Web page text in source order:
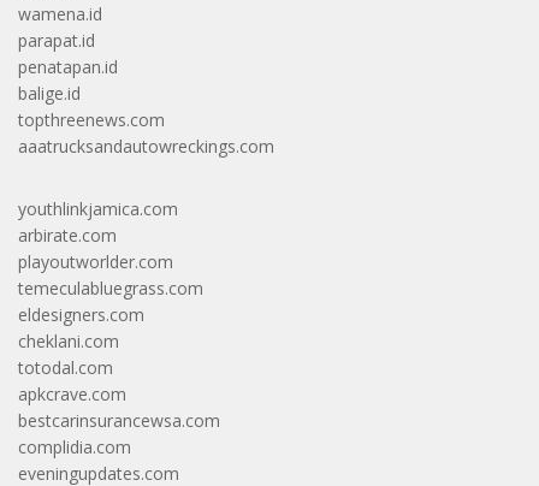
wamena.id
parapat.id
penatapan.id
balige.id
topthreenews.com
aaatrucksandautowreckings.com
youthlinkjamica.com
arbirate.com
playoutworlder.com
temeculabluegrass.com
eldesigners.com
cheklani.com
totodal.com
apkcrave.com
bestcarinsurancewsa.com
complidia.com
eveningupdates.com